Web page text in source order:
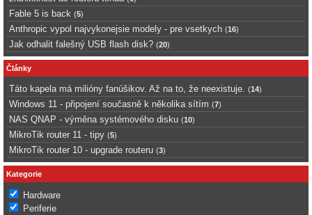
Fable 5 is back (5)
Anthropic vypol najvykonejsie modely - pre vsetkych (16)
Jak odhalit falešný USB flash disk? (20)
Články
Táto kapela má milióny fanúšikov. Až na to, že neexistuje. (14)
Windows 11 - připojení současně k několika sítím (7)
NAS QNAP - výměna systémového disku (10)
MikroTik router 11 - tipy (5)
MikroTik router 10 - upgrade routeru (3)
Kategorie
Hardware
Periferie